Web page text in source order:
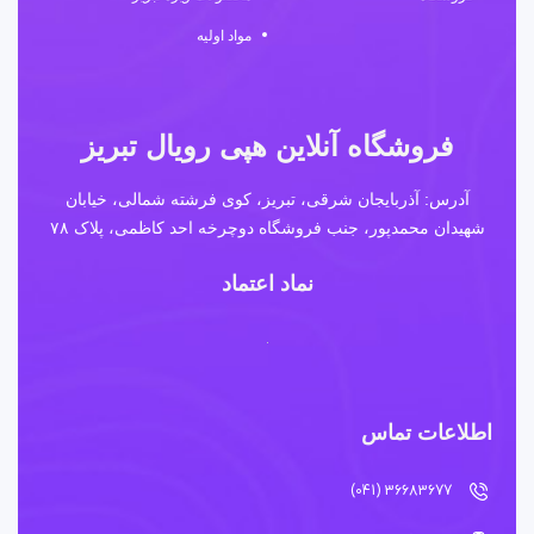
مواد اولیه
فروشگاه آنلاین هپی رویال تبریز
آدرس: آذربایجان شرقی، تبریز، کوی فرشته شمالی، خیابان
شهیدان محمدپور، جنب فروشگاه دوچرخه احد کاظمی، پلاک ۷۸
نماد اعتماد
اطلاعات تماس
36683677 (041)